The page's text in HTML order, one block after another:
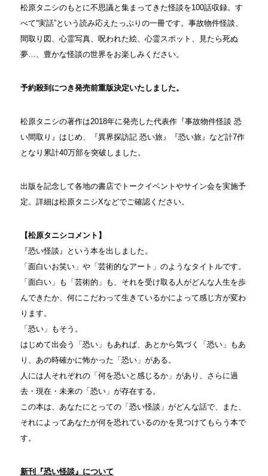
松原タニシのもとに不思議と集まってきた怪談を100話収録。す
べて“実話”という読み応えたっぷりの一冊です。事故物件怪談、
間取り図、心霊写真、呪われた絵、心霊スポット、見たら死ぬ
夢…、豊かな怪談の世界をお楽しみください。
予約殺到につき発売前重版決定いたしました。
松原タニシの著作は2018年に発売した代表作『事故物件怪談 恐
い間取り』はじめ、『異界探訪記 恐い旅』『恐い旅』など計7作
となり累計40万部を突破しました。
出版を記念して各地の書店でトークイベントやサイン会を実施予
定。詳細は松原タニシXなどでご確認ください。
【松原タニシコメント】
『恐い怪談』という本を出しました。
「面白いお笑い」や「芸術的なアート」のようなタイトルです。
「面白い」も「芸術的」も、それを受け取る人がどんな人生を歩
んできたか、何にこだわって生きているかによって感じ方が変わ
ります。
「恐い」もそう。
はじめて出会う「恐い」もあれば、あとから気づく「恐い」もあ
り、あの時確かに怖かった「恐い」がある。
人には人それぞれの「何を恐いと感じるか」があり、さらに過
去・現在・未来の「恐い」が存在する。
この本は、あなたにとっての「恐い怪談」がどんな話で、また、
それによってあなたが何を恐れているのかを見つけてもらう本で
す。
新刊『恐い怪談』について